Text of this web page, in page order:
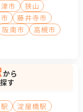
市
狭山
藤井寺市
阪南市
高槻市
から
す
淀屋橋駅